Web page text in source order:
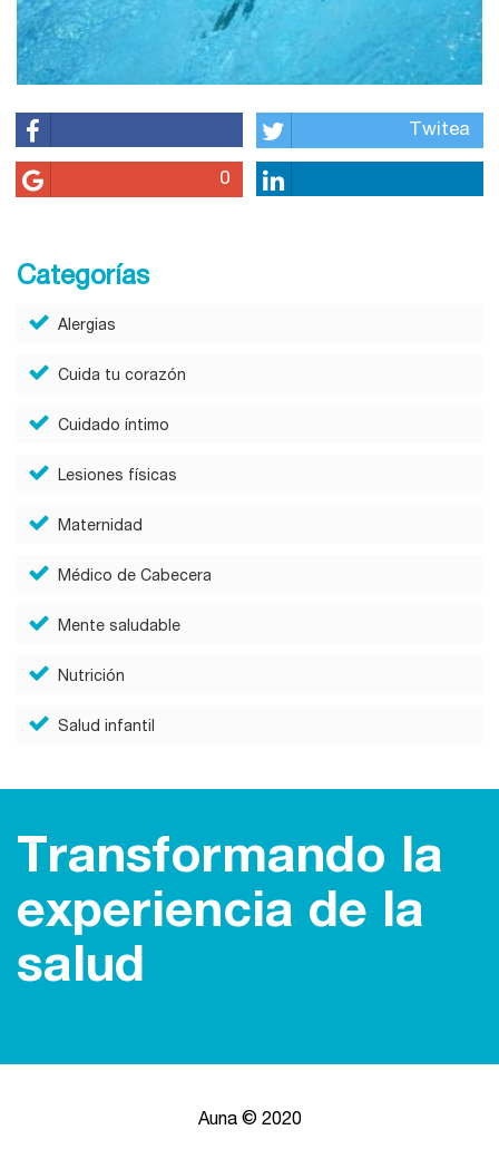
Twitea
0
Categorías
Alergias
Cuida tu corazón
Cuidado íntimo
Lesiones físicas
Maternidad
Médico de Cabecera
Mente saludable
Nutrición
Salud infantil
Transformando la
experiencia de la
salud
Auna © 2020